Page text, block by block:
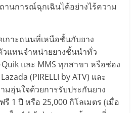
นการณ์ฉุกเฉินได้อย่างไร้ความ
กาะถนนที่เหนือชั้นกับยาง
วแทนจำหน่ายยางชั้นนำทั่ว
และ MMS ทุกสาขา หรือช่อง
(PIRELLI by ATV) และ
มอุ่นใจด้วยการรับประกันยาง
รี 1 ปี หรือ 25,000 กิโลเมตร (เมื่อ